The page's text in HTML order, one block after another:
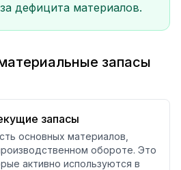
дефицита материалов.
запасы
запасы
основных материалов,
обороте. Это
активно используются в